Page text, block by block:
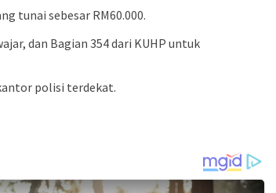
tunai sebesar RM60.000.
dan Bagian 354 dari KUHP untuk
polisi terdekat.